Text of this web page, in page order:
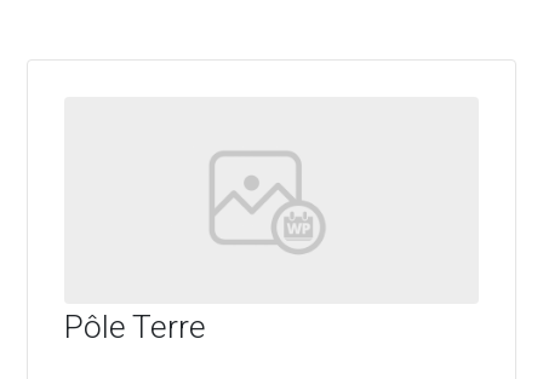
Pôle Terre